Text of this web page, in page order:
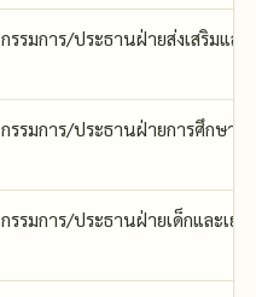
กรรมการ/ประธานฝ่ายส่งเสริมแ
กรรมการ/ประธานฝ่ายการศึกษา
กรรมการ/ประธานฝ่ายเด็กและเย